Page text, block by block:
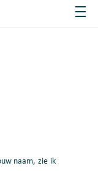
naam, zie ik